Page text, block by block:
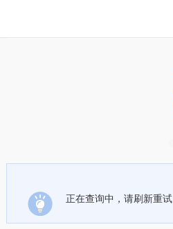
正在查询中，请刷新重试